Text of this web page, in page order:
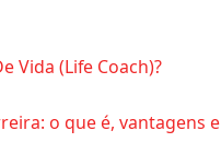
Vida (Life Coach)?
o que é, vantagens e